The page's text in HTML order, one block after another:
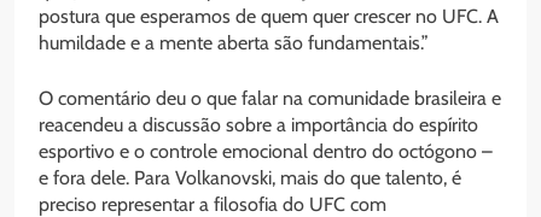
postura que esperamos de quem quer crescer no UFC. A
humildade e a mente aberta são fundamentais.”
O comentário deu o que falar na comunidade brasileira e
reacendeu a discussão sobre a importância do espírito
esportivo e o controle emocional dentro do octógono –
e fora dele. Para Volkanovski, mais do que talento, é
preciso representar a filosofia do UFC com